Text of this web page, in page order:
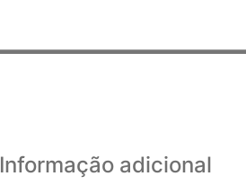
Informação adicional